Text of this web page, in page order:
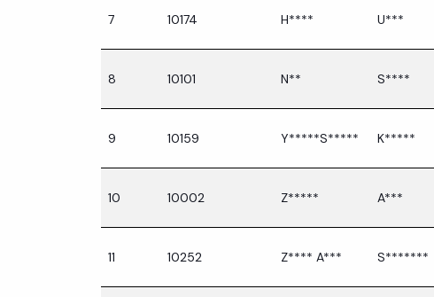
7 10174 H**** U***
8 10101 N** S****
9 10159 Y*****S***** K*****
10 10002 Z***** A***
11 10252 Z**** A*** S*******